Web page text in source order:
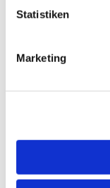
Statistiken
Marketing